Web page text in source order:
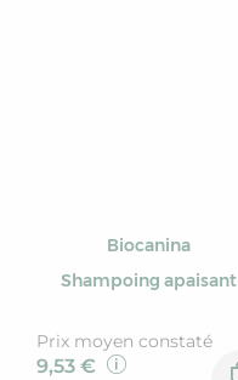
Biocanina
Shampoing apaisant
Prix moyen constaté
9,53 €